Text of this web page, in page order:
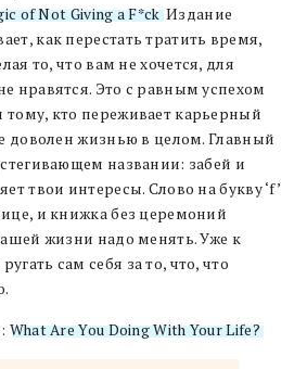
of Not Giving a F*ck. Издание
как перестать тратить время,
то, что вам не хочется, для
нравятся. Это с равным успехом
кто переживает карьерный
доволен жизнью в целом. Главный
названии: забей и
твои интересы. Слово на букву ‘f’
и книжка без церемоний
жизни надо менять. Уже к
сам себя за то, что, что
What Are You Doing With Your Life?